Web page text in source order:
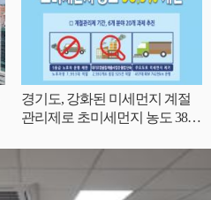
경기도, 강화된 미세먼지 계절
관리제로 초미세먼지 농도 38.